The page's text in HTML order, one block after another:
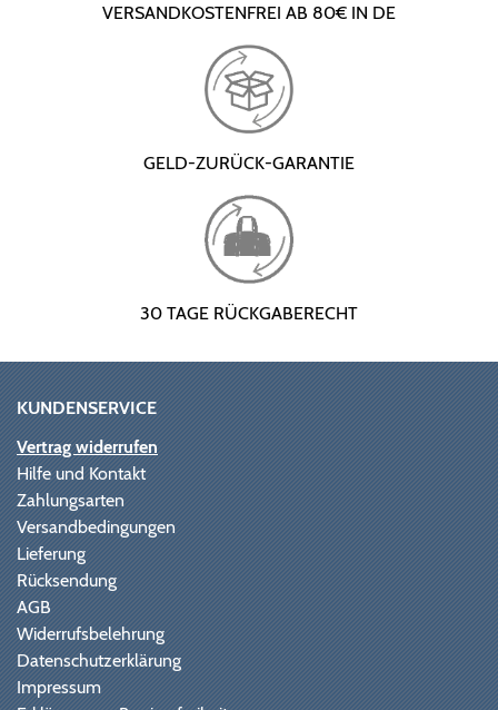
VERSANDKOSTENFREI AB 80€ IN DE
GELD-ZURÜCK-GARANTIE
30 TAGE RÜCKGABERECHT
KUNDENSERVICE
Vertrag widerrufen
Hilfe und Kontakt
Zahlungsarten
Versandbedingungen
Lieferung
Rücksendung
AGB
Widerrufsbelehrung
Datenschutzerklärung
Impressum